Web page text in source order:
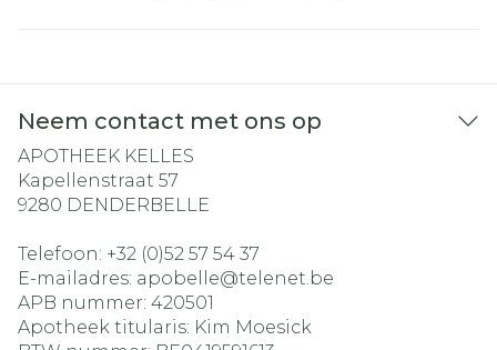
Neem contact met ons op
APOTHEEK KELLES
Kapellenstraat 57
9280 DENDERBELLE
Telefoon: +32 (0)52 57 54 37
E-mailadres: apobelle@telenet.be
APB nummer: 420501
Apotheek titularis: Kim Moesick